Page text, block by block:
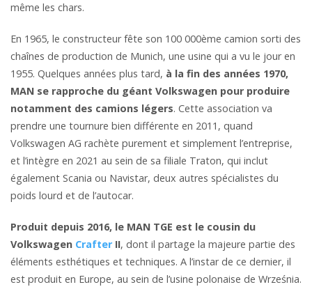
même les chars.
En 1965, le constructeur fête son 100 000ème camion sorti des
chaînes de production de Munich, une usine qui a vu le jour en
1955. Quelques années plus tard, à la fin des années 1970,
MAN se rapproche du géant Volkswagen pour produire
notamment des camions légers. Cette association va
prendre une tournure bien différente en 2011, quand
Volkswagen AG rachète purement et simplement l’entreprise,
et l’intègre en 2021 au sein de sa filiale Traton, qui inclut
également Scania ou Navistar, deux autres spécialistes du
poids lourd et de l’autocar.
Produit depuis 2016, le MAN TGE est le cousin du
Volkswagen Crafter II, dont il partage la majeure partie des
éléments esthétiques et techniques. A l’instar de ce dernier, il
est produit en Europe, au sein de l’usine polonaise de Września.